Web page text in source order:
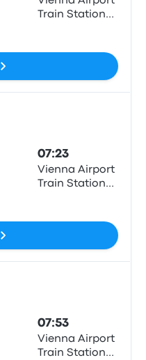
Train Station
07:23
Vienna Airport
Train Station
07:53
Vienna Airport
Train Station